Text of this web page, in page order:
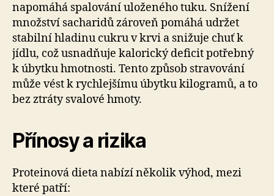
napomáhá spalování uloženého tuku. Snížení
množství sacharidů zároveň pomáhá udržet
stabilní hladinu cukru v krvi a snižuje chuť k
jídlu, což usnadňuje kalorický deficit potřebný
k úbytku hmotnosti. Tento způsob stravování
může vést k rychlejšímu úbytku kilogramů, a to
bez ztráty svalové hmoty.
Přínosy a rizika
Proteinová dieta nabízí několik výhod, mezi
které patří: